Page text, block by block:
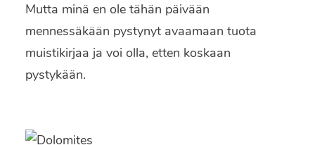
Mutta minä en ole tähän päivään
mennessäkään pystynyt avaamaan tuota
muistikirjaa ja voi olla, etten koskaan
pystykään.